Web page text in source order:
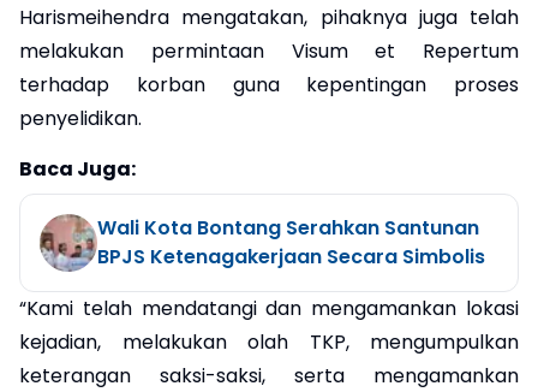
Harismeihendra mengatakan, pihaknya juga telah
melakukan permintaan Visum et Repertum
terhadap korban guna kepentingan proses
penyelidikan.
Baca Juga:
Wali Kota Bontang Serahkan Santunan
BPJS Ketenagakerjaan Secara Simbolis
“Kami telah mendatangi dan mengamankan lokasi
kejadian, melakukan olah TKP, mengumpulkan
keterangan saksi-saksi, serta mengamankan